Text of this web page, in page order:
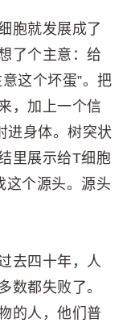
胞就发展成了
了个主意：给
这个坏蛋”。把
，加上一个信
进身体。树突状
里展示给T细胞
这个源头。源头
去四十年，人
数都失败了。
的人，他们普